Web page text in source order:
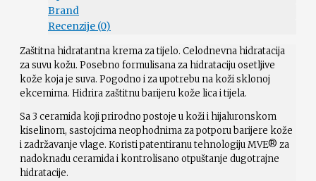
Brand
Recenzije (0)
Zaštitna hidratantna krema za tijelo. Celodnevna hidratacija
za suvu kožu. Posebno formulisana za hidrataciju osetljive
kože koja je suva. Pogodno i za upotrebu na koži sklonoj
ekcemima. Hidrira zaštitnu barijeru kože lica i tijela.
Sa 3 ceramida koji prirodno postoje u koži i hijaluronskom
kiselinom, sastojcima neophodnima za potporu barijere kože
i zadržavanje vlage. Koristi patentiranu tehnologiju MVE® za
nadoknadu ceramida i kontrolisano otpuštanje dugotrajne
hidratacije.